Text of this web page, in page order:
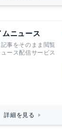
ニュース
事をそのまま閲覧
ース配信サービス
詳細を見る